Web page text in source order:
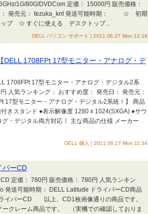
1G/80G/DVDCom 定価： 15000円 販売価格：
： 発売元： tezuka_knt 発送可能時期： ☆ 初期
☆ すぐに使える デスクトップ...
DELL パソコン サポート | 2011.06.27 Mon 12:16
DELL 1708FPt 17型モニター・アナログ・デ
1708FPt 17型モニター・アナログ・デジタル2系
人気ランキング： おすすめ度： 発売日： 発売元：
17型モニター・アナログ・デジタル2系統！】 商品
きスタンド ●表示解像度 1280 x 1024(SXGA) ●サウ
・デジタル両方対応！ 主な商品の仕様 メーカー
DELL 個人 | 2011.06.27 Mon 11:34
バーCD
定価： 780円 販売価格： 780円 人気ランキン
発送可能時期： DELL Latitude ドライバーCD商品
イバーCD 以上、CD1枚画像通りの商品です。
クレーム商品です。 （実機での確認しておりま